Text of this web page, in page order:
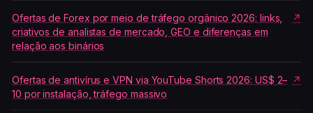
Ofertas de Forex por meio de tráfego orgânico 2026: links,
criativos de analistas de mercado, GEO e diferenças em
relação aos binários
Ofertas de antivírus e VPN via YouTube Shorts 2026: US$ 2–
10 por instalação, tráfego massivo